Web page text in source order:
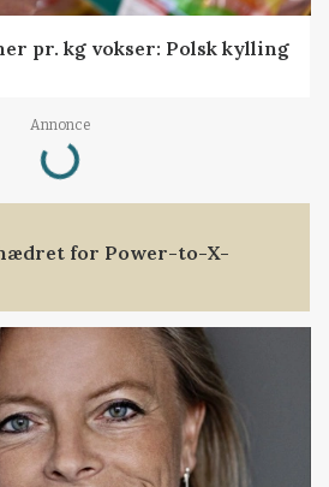
pr. kg vokser: Polsk kylling
Annonce
Loading...
for Power-to-X-